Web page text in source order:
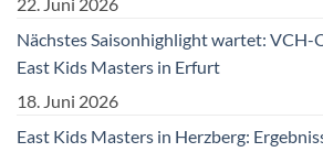
Nächstes Saisonhighlight wartet:
East Kids Masters in Erfurt
18. Juni 2026
East Kids Masters in Herzberg: